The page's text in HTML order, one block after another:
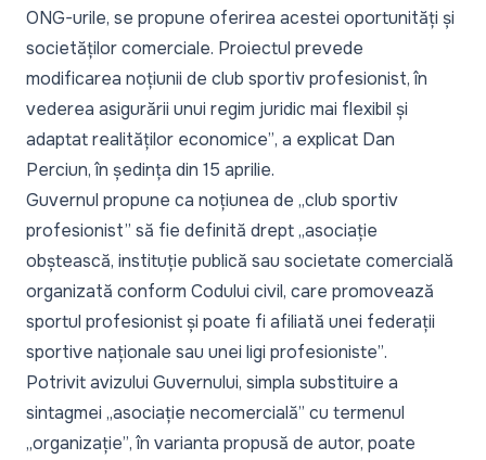
ONG-urile, se propune oferirea acestei oportunități și
societăților comerciale. Proiectul prevede
modificarea noțiunii de club sportiv profesionist, în
vederea asigurării unui regim juridic mai flexibil și
adaptat realităților economice”, a explicat Dan
Perciun, în ședința din 15 aprilie.
Guvernul propune ca noțiunea de „club sportiv
profesionist” să fie definită drept„asociație
obștească, instituție publică sau societate comercială
organizată conform Codului civil, care promovează
sportul profesionist și poate fi afiliată unei federații
sportive naționale sau unei ligi profesioniste”.
Potrivit avizului Guvernului, simpla substituire a
sintagmei „asociație necomercială” cu termenul
„organizație”, în varianta propusă de autor, poate